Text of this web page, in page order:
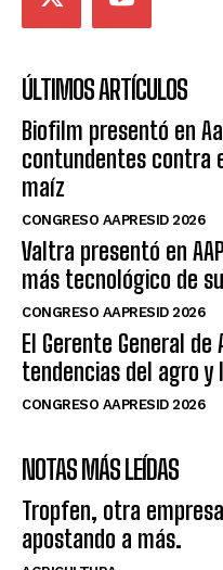
ÚLTIMOS ARTÍCULOS
Biofilm presentó en
contundentes contra
maíz
CONGRESO AAPRESID 2026
Valtra presentó en
más tecnológico de
CONGRESO AAPRESID 2026
El Gerente General de
tendencias del agro y
CONGRESO AAPRESID 2026
NOTAS MÁS LEÍDAS
Tropfen, otra
apostando a más.